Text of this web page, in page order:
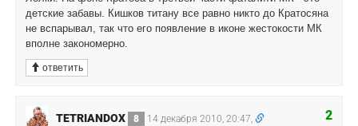
детские забавы. Кишков титану все равно никто до Кратосяна
не вспарывал, так что его появление в иконе жестокости МК
вполне закономерно.
ответить
2
TETRIANDOX 8 14 декабря 2010, 20:47,